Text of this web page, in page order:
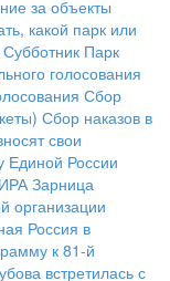
за объекты
какой парк или
Субботник Парк
голосования
Сбор
Сбор наказов в
свои
Единой России
Зарница
организации
Россия в
к 81-й
встретилась с